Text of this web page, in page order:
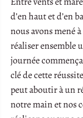
d’en haut et d’en
nous avons mené
réaliser ensemble
journée
clé de cette
peut aboutir à un
notre main et nos